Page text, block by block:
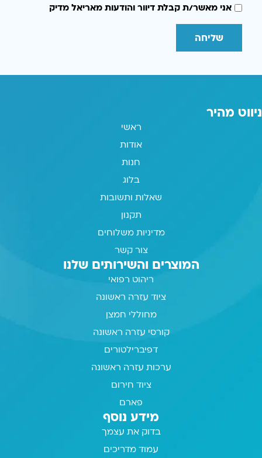
אני מאשר/ת קבלת דיוור והודעות מאריאל מדיק
שליחה
ניווט מהיר
ראשי
אודות
חנות
בלוג
שאלות ותשובות
תקנון
מדיניות משלוחים
צור קשר
המוצרים והשירותים שלנו
ריהוט רפואי
ציוד עזרה ראשונה
מחוללי חמצן
קורסי עזרה ראשונה
דפיברילטורים
ערכות עזרה ראשונה
ציוד חירום
פארם
מידע נוסף
בדוק את עצמך
עמוד מדריכים